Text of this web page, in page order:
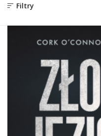
Filtry